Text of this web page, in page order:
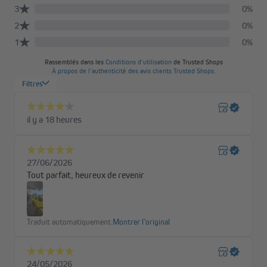
Comparaison des revêtements : HDPE vs
Polyester
revêtement de
respirant
Polyester / imperméable
Type de
tissu
respirant
imperméable (jusqu'à une
par m²